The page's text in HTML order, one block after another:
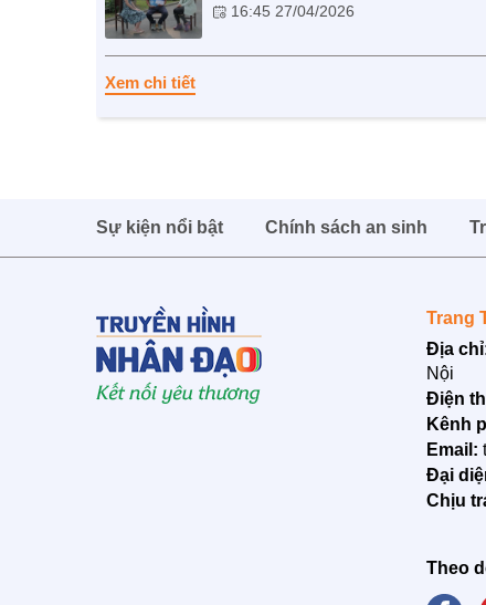
16:45 27/04/2026
Xem chi tiết
Sự kiện nổi bật Chính sách an sinh
Trang
Địa
Nội
Điện
Kênh
Email:
Đại
Chịu
Theo